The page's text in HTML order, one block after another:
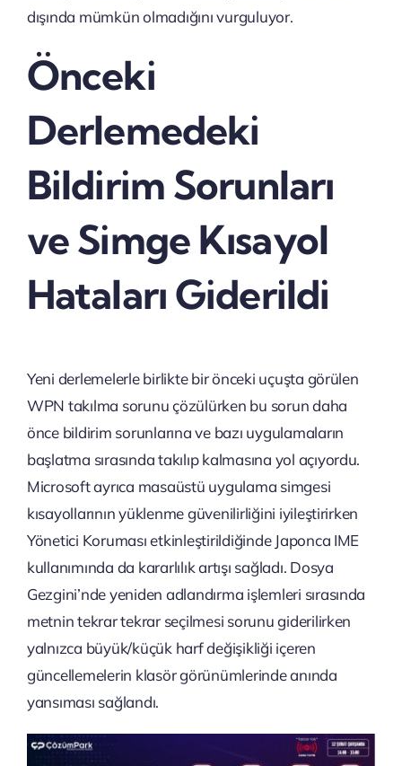
dışında mümkün olmadığını vurguluyor.
Önceki
Derlemedeki
Bildirim Sorunları
ve Simge Kısayol
Hataları Giderildi
Yeni derlemelerle birlikte bir önceki uçuşta görülen
WPN takılma sorunu çözülürken bu sorun daha
önce bildirim sorunlarına ve bazı uygulamaların
başlatma sırasında takılıp kalmasına yol açıyordu.
Microsoft ayrıca masaüstü uygulama simgesi
kısayollarının yüklenme güvenilirliğini iyileştirirken
Yönetici Koruması etkinleştirildiğinde Japonca IME
kullanımında da kararlılık artışı sağladı. Dosya
Gezgini’nde yeniden adlandırma işlemleri sırasında
metnin tekrar tekrar seçilmesi sorunu giderilirken
yalnızca büyük/küçük harf değişikliği içeren
güncellemelerin klasör görünümlerinde anında
yansıması sağlandı.